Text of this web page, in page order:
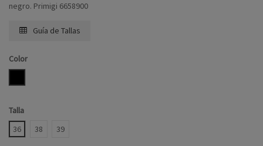
negro. Primigi 6658900
Guía de Tallas
Color
Talla
36
38 39